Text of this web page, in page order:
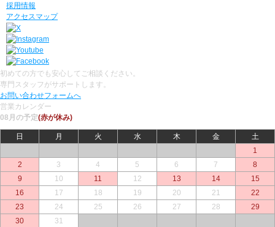
採用情報
アクセスマップ
初めての方でも安心してご相談ください。
専門スタッフがサポートします。
お問い合わせフォームへ
営業カレンダー
08月の予定(赤が休み)
日 月 火 水 木 金
土
1
2
3 4 5 6 7
8
9
10 11 12 13 14
15
16
17 18 19 20 21
22
23
24 25 26 27 28
29
30
31